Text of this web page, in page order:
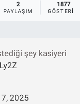
2
PAYLAŞIM
1877
GÖSTERIM
şey kasiyeri
2025